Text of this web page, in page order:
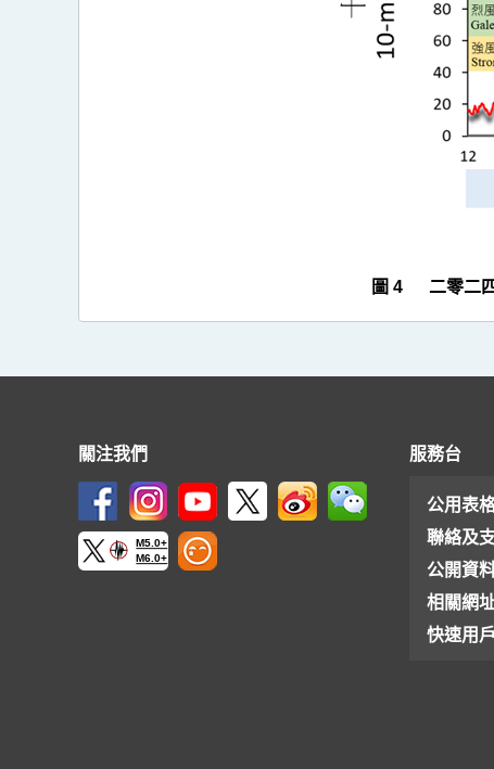
圖 4 二零二四
關注我們
M5.0+
M6.0+
服務台
公用表
聯絡及
公開資
相關網
快速用